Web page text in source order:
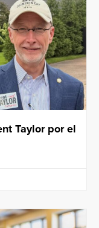
Taylor por el